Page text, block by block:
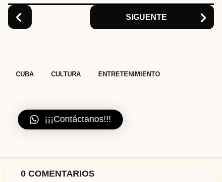
n
SIGUENTE
CUBA CULTURA ENTRETENIMIENTO
¡¡¡Contáctanos!!!
0 COMENTARIOS